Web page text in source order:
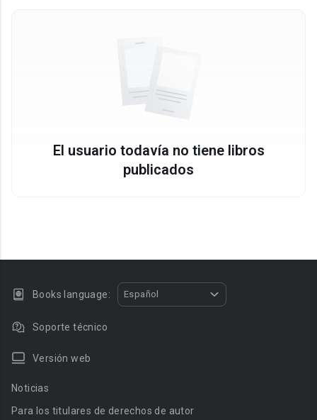
El usuario todavía no tiene libros
publicados
Books language: Español
Soporte técnico
Versión web
Noticias
Para los titulares de derechos de autor